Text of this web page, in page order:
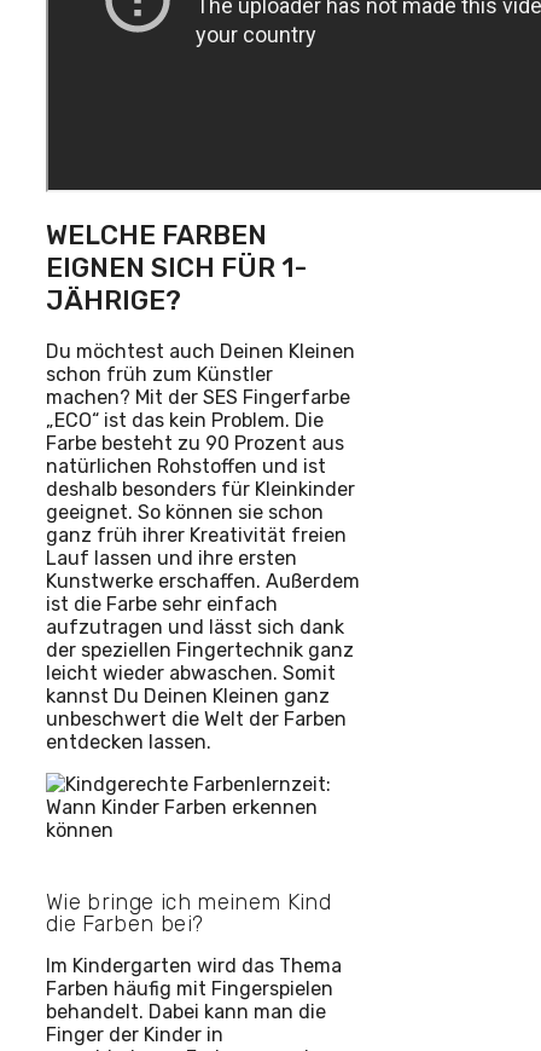
WELCHE FARBEN
EIGNEN SICH FÜR 1-
JÄHRIGE?
Du möchtest auch Deinen Kleinen
schon früh zum Künstler
machen? Mit der SES Fingerfarbe
„ECO“ ist das kein Problem. Die
Farbe besteht zu 90 Prozent aus
natürlichen Rohstoffen und ist
deshalb besonders für Kleinkinder
geeignet. So können sie schon
ganz früh ihrer Kreativität freien
Lauf lassen und ihre ersten
Kunstwerke erschaffen. Außerdem
ist die Farbe sehr einfach
aufzutragen und lässt sich dank
der speziellen Fingertechnik ganz
leicht wieder abwaschen. Somit
kannst Du Deinen Kleinen ganz
unbeschwert die Welt der Farben
entdecken lassen.
Wie bringe ich meinem Kind
die Farben bei?
Im Kindergarten wird das Thema
Farben häufig mit Fingerspielen
behandelt. Dabei kann man die
Finger der Kinder in